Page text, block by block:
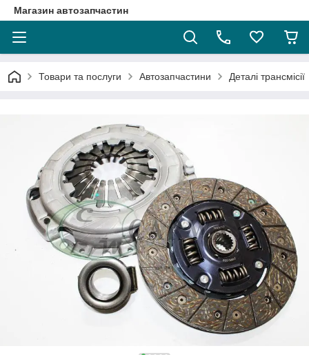
Магазин автозапчастин
Товари та послуги Автозапчастини Деталі трансмісії